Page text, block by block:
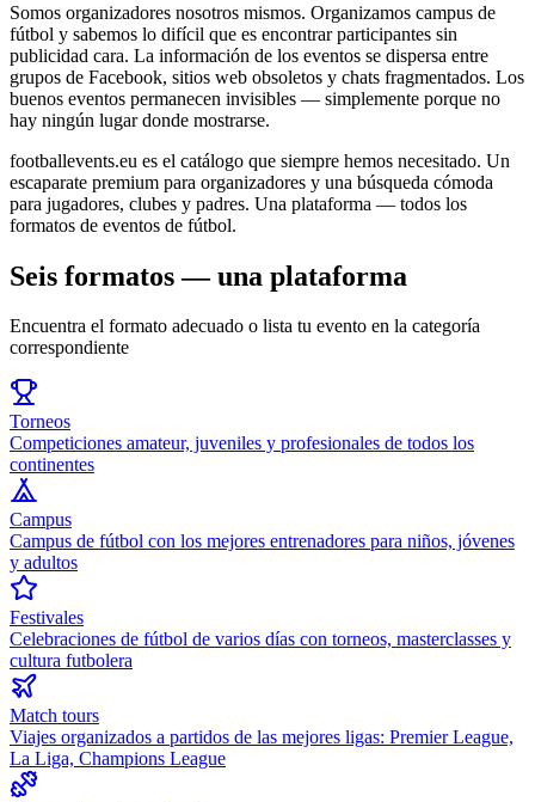
Somos organizadores nosotros mismos. Organizamos campus de
fútbol y sabemos lo difícil que es encontrar participantes sin
publicidad cara. La información de los eventos se dispersa entre
grupos de Facebook, sitios web obsoletos y chats fragmentados. Los
buenos eventos permanecen invisibles — simplemente porque no
hay ningún lugar donde mostrarse.
footballevents.eu es el catálogo que siempre hemos necesitado. Un
escaparate premium para organizadores y una búsqueda cómoda
para jugadores, clubes y padres. Una plataforma — todos los
formatos de eventos de fútbol.
Seis formatos — una plataforma
Encuentra el formato adecuado o lista tu evento en la categoría
correspondiente
Torneos
Competiciones amateur, juveniles y profesionales de todos los
continentes
Campus
Campus de fútbol con los mejores entrenadores para niños, jóvenes
y adultos
Festivales
Celebraciones de fútbol de varios días con torneos, masterclasses y
cultura futbolera
Match tours
Viajes organizados a partidos de las mejores ligas: Premier League,
La Liga, Champions League